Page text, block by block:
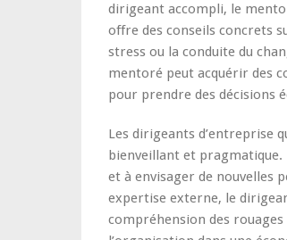
dirigeant accompli, le
offre des conseils concrets
stress ou la conduite du
mentoré peut acquérir des
pour prendre des décisions
Les dirigeants d’entreprise
bienveillant et
et à envisager de nouvelles
expertise externe, le
compréhension des